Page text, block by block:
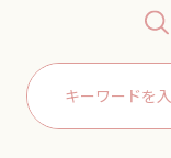
Search
for: